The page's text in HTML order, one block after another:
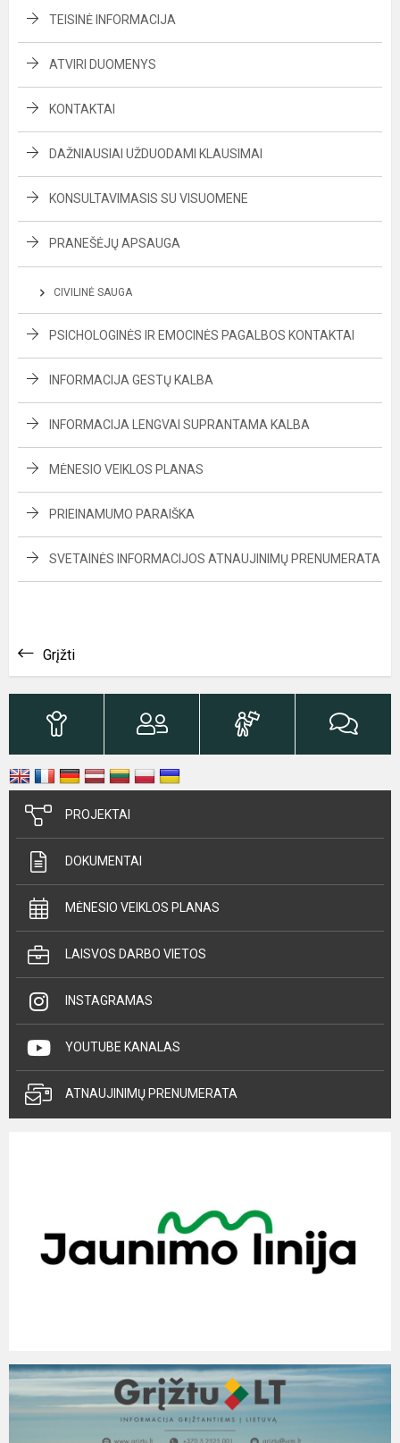
TEISINĖ INFORMACIJA
ATVIRI DUOMENYS
KONTAKTAI
DAŽNIAUSIAI UŽDUODAMI KLAUSIMAI
KONSULTAVIMASIS SU VISUOMENE
PRANEŠĖJŲ APSAUGA
CIVILINĖ SAUGA
PSICHOLOGINĖS IR EMOCINĖS PAGALBOS KONTAKTAI
INFORMACIJA GESTŲ KALBA
INFORMACIJA LENGVAI SUPRANTAMA KALBA
MĖNESIO VEIKLOS PLANAS
PRIEINAMUMO PARAIŠKA
SVETAINĖS INFORMACIJOS ATNAUJINIMŲ PRENUMERATA
Grįžti
PROJEKTAI
DOKUMENTAI
MĖNESIO VEIKLOS PLANAS
LAISVOS DARBO VIETOS
INSTAGRAMAS
YOUTUBE KANALAS
ATNAUJINIMŲ PRENUMERATA